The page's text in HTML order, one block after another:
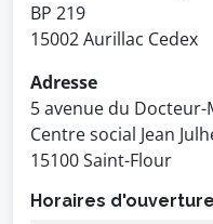
BP 219
15002 Aurillac Cedex
Adresse
5 avenue du Docteur-
Centre social Jean
15100 Saint-Flour
Horaires d'ouverture